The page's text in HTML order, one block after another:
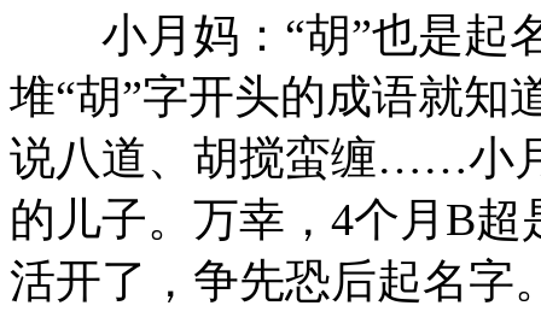
小月妈：“胡”也是起
堆“胡”字开头的成语就知
说八道、胡搅蛮缠……小
的儿子。万幸，4个月B
活开了，争先恐后起名字